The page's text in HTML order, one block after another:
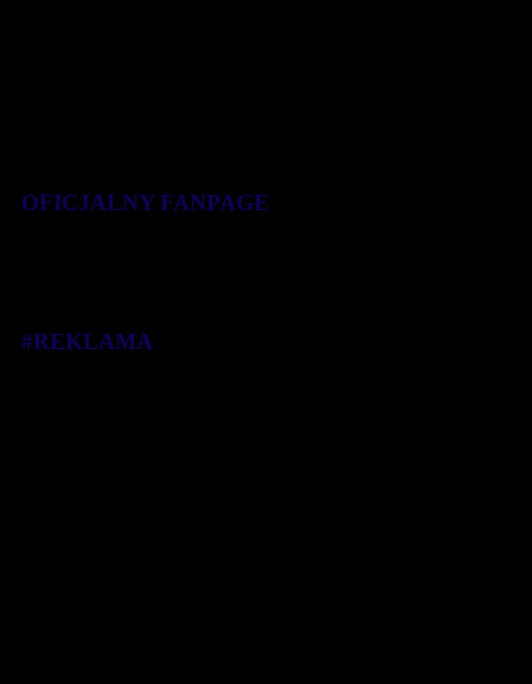
OFICJALNY FANPAGE
#REKLAMA